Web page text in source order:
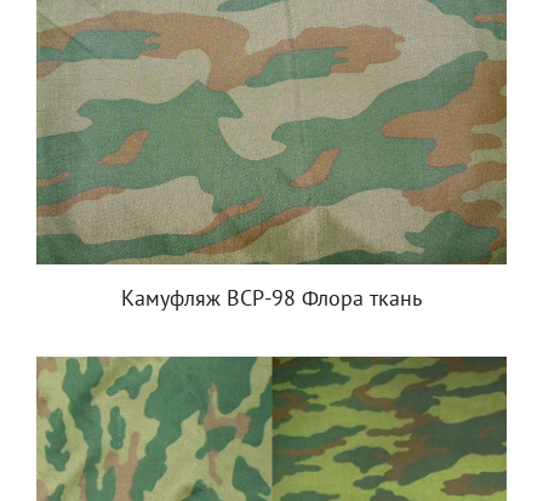
Камуфляж ВСР-98 Флора ткань